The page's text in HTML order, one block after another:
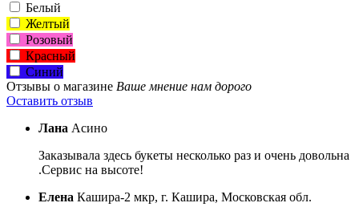
Белый
Желтый
Розовый
Красный
Синий
Отзывы о магазине Ваше мнение нам дорого
Оставить отзыв
Лана Асино
Заказывала здесь букеты несколько раз и очень довольна
.Сервис на высоте!
Елена Кашира-2 мкр, г. Кашира, Московская обл.